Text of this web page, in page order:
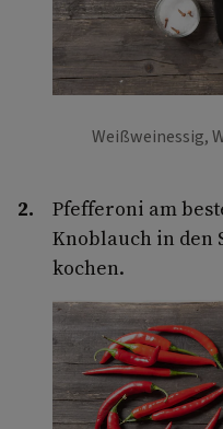
Weißweinessig,
Pfefferoni am
Knoblauch in den
kochen.